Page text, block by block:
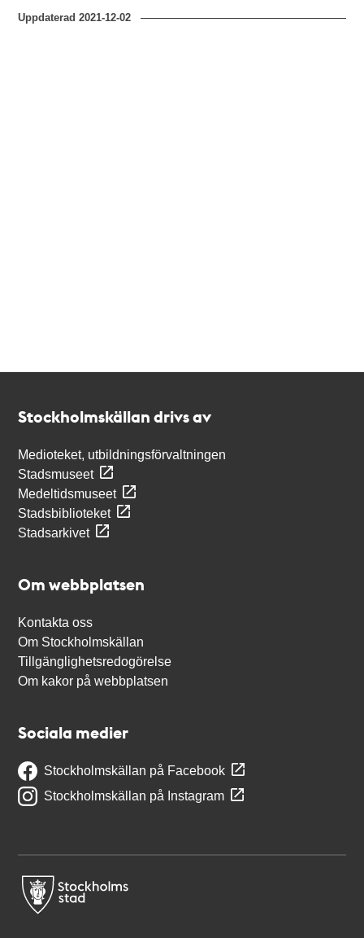
Uppdaterad2021-12-02
Stockholmskällan drivs av
Medioteket, utbildningsförvaltningen
Stadsmuseet
Medeltidsmuseet
Stadsbiblioteket
Stadsarkivet
Om webbplatsen
Kontakta oss
Om Stockholmskällan
Tillgänglighetsredogörelse
Om kakor på webbplatsen
Sociala medier
Stockholmskällan på Facebook
Stockholmskällan på Instagram